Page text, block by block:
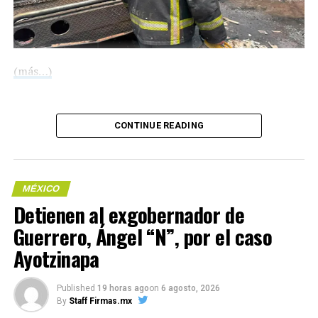
correspondientes para la integración de la carpeta de
investigación y el deslinde de responsabilidades. La
Secretaría de Seguridad Pública estatal destacó el valor
delincuencia.
(más…)
Me gusta esto:
COMPARTE ESTA INFORMACIÓN
CONTINUE READING
MÉXICO
Detienen al exgobernador de
Guerrero, Ángel “N”, por el caso
Ayotzinapa
Published 19 horas agoon 6 agosto, 2026
By Staff Firmas.mx